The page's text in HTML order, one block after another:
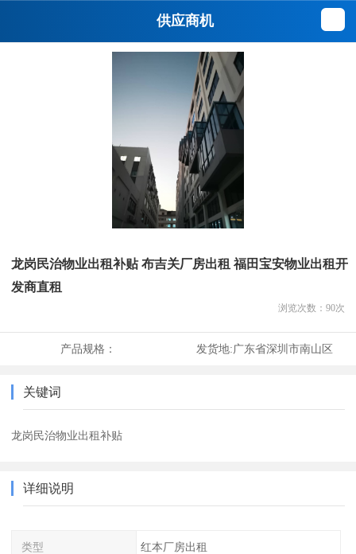
供应商机
龙岗民治物业出租补贴 布吉关厂房出租 福田宝安物业出租开
发商直租
浏览次数： 90次
产品规格： 发货地:广东省深圳市南山区
关键词
龙岗民治物业出租补贴
详细说明
类型 红本厂房出租